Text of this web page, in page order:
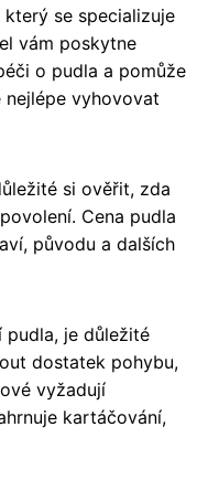
který se specializuje
vám poskytne
o pudla a pomůže
vyhovovat
si ověřit, zda
Cena pudla
původu a dalších
pudla, je důležité
dostatek pohybu,
vyžadují
kartáčování,